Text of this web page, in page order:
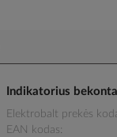
Indikatorius
Elektrobalt prekės
EAN kodas